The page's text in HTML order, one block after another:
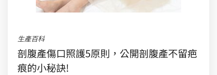
生產百科
剖腹產傷口照護5原則，公開剖腹產不留疤
痕的小秘訣!